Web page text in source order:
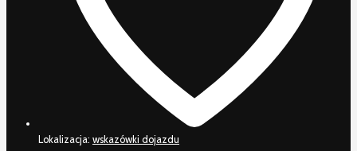
Lokalizacja: wskazówki dojazdu